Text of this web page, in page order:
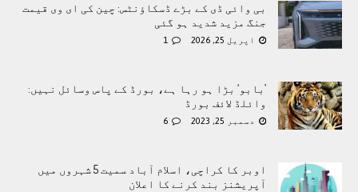
بی وائی ڈی کے بڑے ڈسکاؤنٹس: چین کی ای وی قیمت
جنگ مزید شدید ہو گئی
اپریل 25, 2026 1
’بابو‘ بڑا ہو رہا ہے، بورڈ کے پاس وسائل نہیں:
وائلڈ لائف بورڈ
دسمبر 25, 2023 6
اوبر کا کراچی، اسلام آباد سمیت 5 شہروں میں
آپریشنز بند کرنے کا اعلان